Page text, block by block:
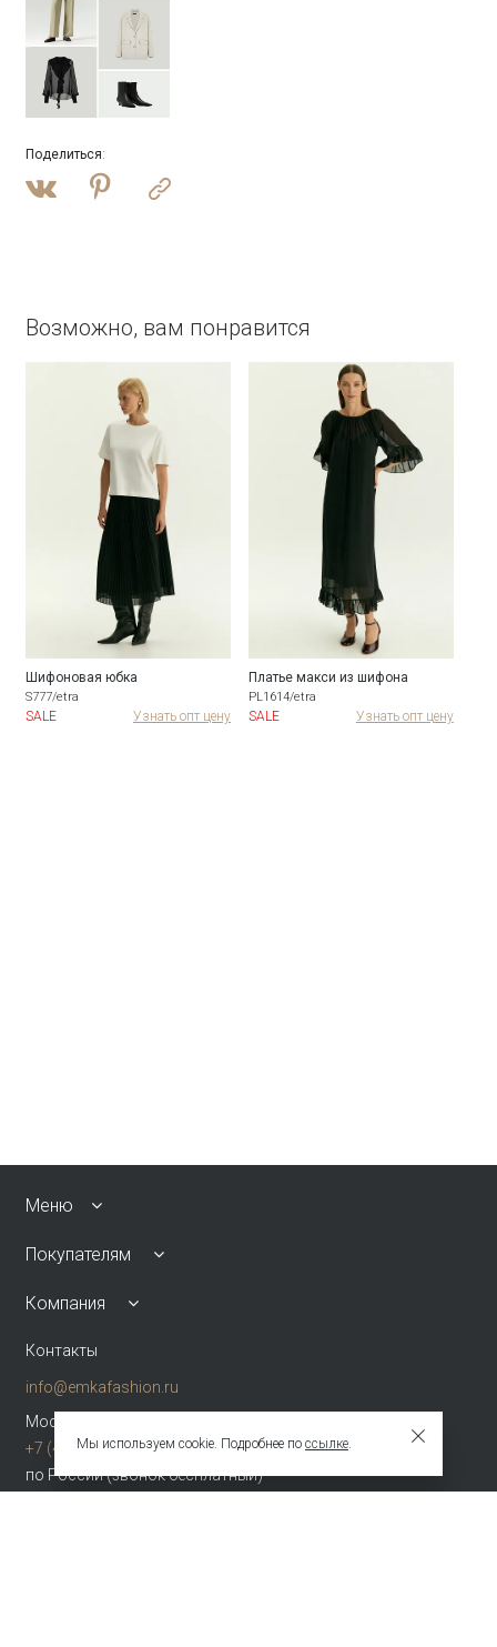
Поделиться:
Возможно, вам понравится
Шифоновая юбка
S777/etra
SALE Узнать опт цену
Платье макси из шифона
PL1614/etra
SALE Узнать опт цену
Меню
Покупателям
Компания
Контакты
info@emkafashion.ru
Москва и область
+7 (495) 787-24-90
по России (звонок бесплатный)
Мы используем cookie. Подробнее по ссылке